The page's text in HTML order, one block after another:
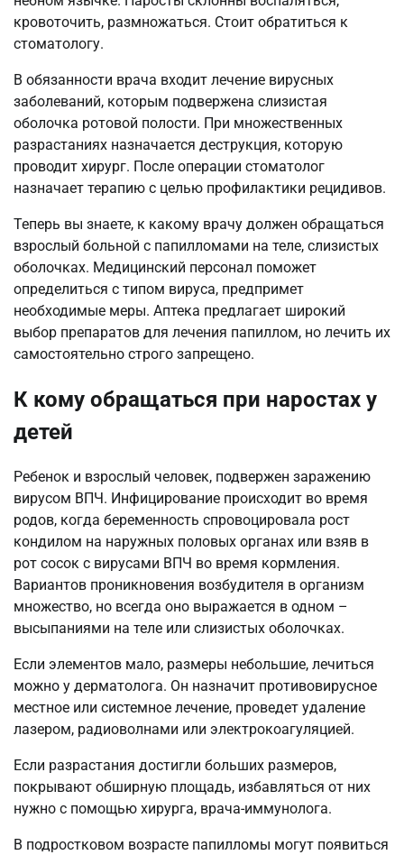
кровоточить, размножаться. Стоит обратиться к
стоматологу.
В обязанности врача входит лечение вирусных
заболеваний, которым подвержена слизистая
оболочка ротовой полости. При множественных
разрастаниях назначается деструкция, которую
проводит хирург. После операции стоматолог
назначает терапию с целью профилактики рецидивов.
Теперь вы знаете, к какому врачу должен обращаться
взрослый больной с папилломами на теле, слизистых
оболочках. Медицинский персонал поможет
определиться с типом вируса, предпримет
необходимые меры. Аптека предлагает широкий
выбор препаратов для лечения папиллом, но лечить их
самостоятельно строго запрещено.
К кому обращаться при наростах у
детей
Ребенок и взрослый человек, подвержен заражению
вирусом ВПЧ. Инфицирование происходит во время
родов, когда беременность спровоцировала рост
кондилом на наружных половых органах или взяв в
рот сосок с вирусами ВПЧ во время кормления.
Вариантов проникновения возбудителя в организм
множество, но всегда оно выражается в одном –
высыпаниями на теле или слизистых оболочках.
Если элементов мало, размеры небольшие, лечиться
можно у дерматолога. Он назначит противовирусное
местное или системное лечение, проведет удаление
лазером, радиоволнами или электрокоагуляцией.
Если разрастания достигли больших размеров,
покрывают обширную площадь, избавляться от них
нужно с помощью хирурга, врача-иммунолога.
В подростковом возрасте папилломы могут появиться